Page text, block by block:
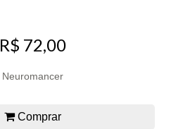
R$ 72,00
Neuromancer
Comprar